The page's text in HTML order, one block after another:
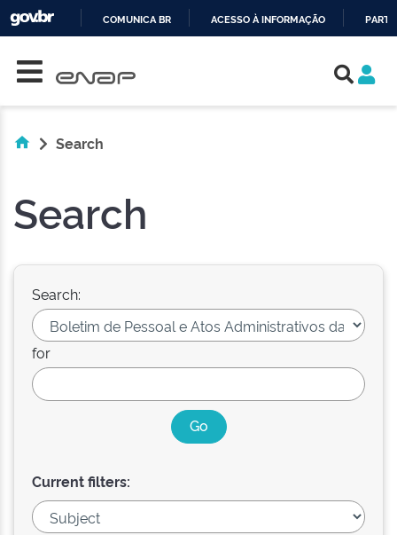
COMUNICA BR ACESSO À INFORMAÇÃO
Search
Search
Search:
for
Current filters: